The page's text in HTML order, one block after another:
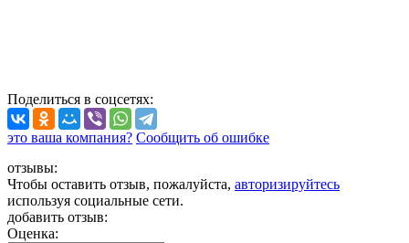
Поделиться в соцсетях:
это ваша компания? Сообщить об ошибке
отзывы:
Чтобы оставить отзыв, пожалуйста, авторизируйтесь
используя социальные сети.
добавить отзыв:
Оценка: